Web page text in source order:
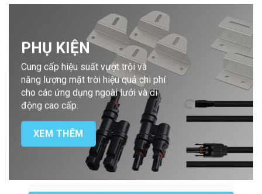
PHỤ KIỆN
Cung cấp hiệu suất vượt trội và
năng lượng mặt trời hiệu quả chi phí
cho các ứng dụng ngoài lưới và di
động cao cấp.
XEM THÊM